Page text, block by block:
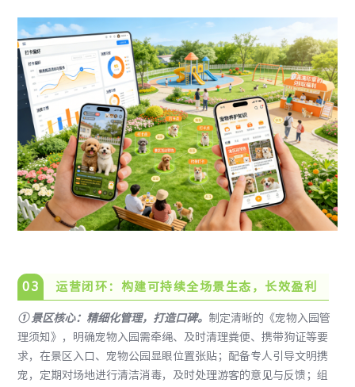
03 运营闭环：构建可持续全场景生态，长效盈利
① 景区核心：精细化管理，打造口碑。 制定清晰的《宠物入园管
理须知》，明确宠物入园需牵绳、及时清理粪便、携带狗证等要
求，在景区入口、宠物公园显眼位置张贴；配备专人引导文明携
宠，定期对场地进行清洁消毒，及时处理游客的意见与反馈；组